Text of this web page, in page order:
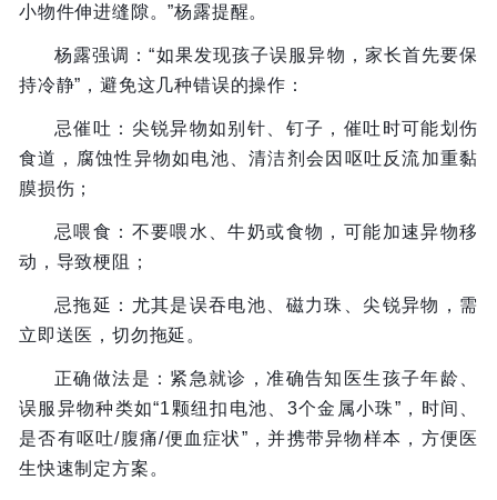
小物件伸进缝隙。”杨露提醒。
杨露强调：“如果发现孩子误服异物，家长首先要保
持冷静”，避免这几种错误的操作：
忌催吐：尖锐异物如别针、钉子，催吐时可能划伤
食道，腐蚀性异物如电池、清洁剂会因呕吐反流加重黏
膜损伤；
忌喂食：不要喂水、牛奶或食物，可能加速异物移
动，导致梗阻；
忌拖延：尤其是误吞电池、磁力珠、尖锐异物，需
立即送医，切勿拖延。
正确做法是：紧急就诊，准确告知医生孩子年龄、
误服异物种类如“1颗纽扣电池、3个金属小珠”，时间、
是否有呕吐/腹痛/便血症状”，并携带异物样本，方便医
生快速制定方案。